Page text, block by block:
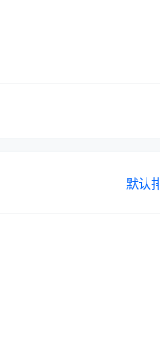
默认